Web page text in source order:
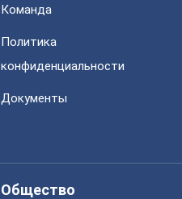
Команда
Политика
конфиденциальности
Документы
Общество